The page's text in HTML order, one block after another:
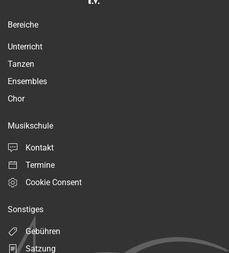
Bereiche
Unterricht
Tanzen
Ensembles
Chor
Musikschule
Kontakt
Termine
Cookie Consent
Sonstiges
Gebühren
Satzung